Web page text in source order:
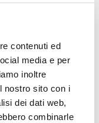
contenuti ed
media e per
inoltre
nostro sito con i
dei dati web,
combinarle